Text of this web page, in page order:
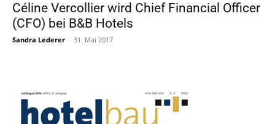
Céline Vercollier wird Chief Financial Officer
(CFO) bei B&B Hotels
Sandra Lederer - 31. Mai 2017